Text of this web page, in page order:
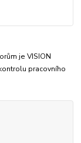
je VISION
pracovního